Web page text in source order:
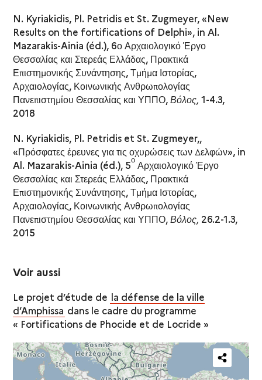
N. Kyriakidis, Pl. Petridis et St. Zugmeyer, «New
Results on the fortifications of Delphi», in Al.
Mazarakis-Ainia (éd.), 6ο Αρχαιολογικό Έργο
Θεσσαλίας και Στερεάς Ελλάδας, Πρακτικά
Επιστημονικής Συνάντησης, Τμήμα Ιστορίας,
Αρχαιολογίας, Κοινωνικής Ανθρωπολογίας
Πανεπιστημίου Θεσσαλίας και ΥΠΠΟ,Βόλος,1-4.3,
2018
N. Kyriakidis, Pl. Petridis et St. Zugmeyer,,
«Πρόσφατες έρευνες για τις οχυρώσεις των Δελφών», in
Al. Mazarakis-Ainia (éd.), 5ο Αρχαιολογικό Έργο
Θεσσαλίας και Στερεάς Ελλάδας, Πρακτικά
Επιστημονικής Συνάντησης, Τμήμα Ιστορίας,
Αρχαιολογίας, Κοινωνικής Ανθρωπολογίας
Πανεπιστημίου Θεσσαλίας και ΥΠΠΟ,Βόλος, 26.2-1.3,
2015
Voir aussi
Le projet d’étude de la défense de la ville
d’Amphissa dans le cadre du programme
« Fortifications de Phocide et de Locride »
Partager